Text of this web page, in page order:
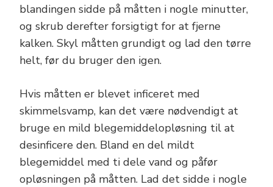
blandingen sidde på måtten i nogle minutter,
og skrub derefter forsigtigt for at fjerne
kalken. Skyl måtten grundigt og lad den tørre
helt, før du bruger den igen.
Hvis måtten er blevet inficeret med
skimmelsvamp, kan det være nødvendigt at
bruge en mild blegemiddelopløsning til at
desinficere den. Bland en del mildt
blegemiddel med ti dele vand og påfør
opløsningen på måtten. Lad det sidde i nogle